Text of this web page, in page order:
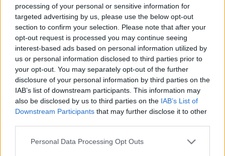
processing of your personal or sensitive information for
targeted advertising by us, please use the below opt-out
section to confirm your selection. Please note that after your
opt-out request is processed you may continue seeing
interest-based ads based on personal information utilized by
us or personal information disclosed to third parties prior to
your opt-out. You may separately opt-out of the further
disclosure of your personal information by third parties on the
IAB’s list of downstream participants. This information may
also be disclosed by us to third parties on the IAB’s List of
Downstream Participants that may further disclose it to other
Personal Data Processing Opt Outs
KRÓNIKA
Büntetőfeljelentést tett Majka ügyvédje
a romániai telefonszámról érkezett
fenyegetés miatt
Feszt fesztiválra tervezett koncert lemondását